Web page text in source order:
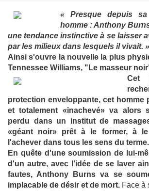
« Presque depuis
homme : Anthony
une tendance instinctive à se laisser
par les milieux dans lesquels il vivait. »
Ainsi s'ouvre la nouvelle la plus
Tennessee Williams, "Le masseur
Cet
protection enveloppante, cet homme
et totalement «inachevé» va alors
perdu dans un institut de
«géant noir» prêt à le former, à le
l'achever dans tous les sens du terme.
En quête d'une soumission de lui-
d'un autre, avec l'idée de se laver
fautes, Anthony Burns va se
implacable de désir et de mort. Face à